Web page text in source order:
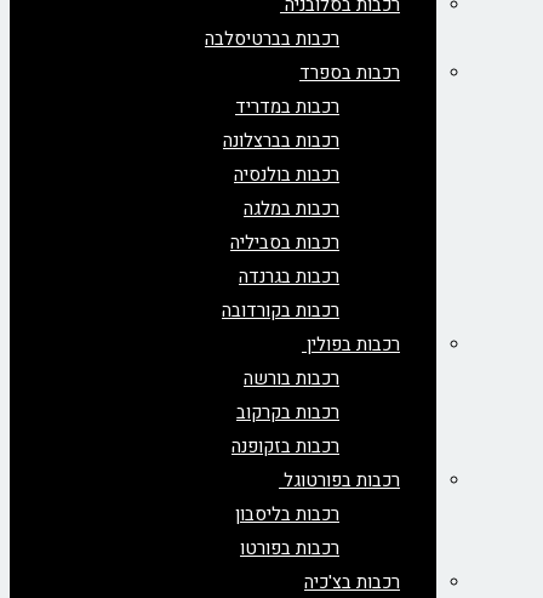
רכבות בברטיסלבה
רכבות בספרד
רכבות במדריד
רכבות בברצלונה
רכבות בולנסיה
רכבות במלגה
רכבות בסביליה
רכבות בגרנדה
רכבות בקורדובה
רכבות בפולין
רכבות בורשה
רכבות בקרקוב
רכבות בזקופנה
רכבות בפורטוגל
רכבות בליסבון
רכבות בפורטו
רכבות בצ'כיה